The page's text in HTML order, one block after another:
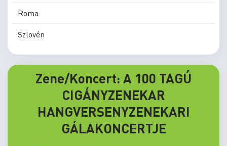
Roma
Szlovén
Zene/Koncert: A 100 TAGÚ
CIGÁNYZENEKAR
HANGVERSENYZENEKARI
GÁLAKONCERTJE